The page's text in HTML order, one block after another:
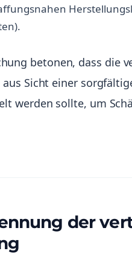
betonen, dass die
Sicht einer
werden sollte, um
der